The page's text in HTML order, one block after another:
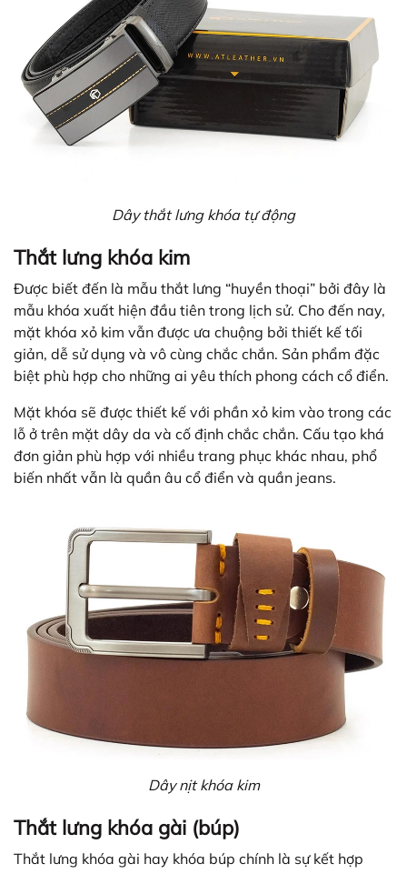
Dây thắt lưng khóa tự động
Thắt lưng khóa kim
Được biết đến là mẫu thắt lưng “huyền thoại” bởi đây là
mẫu khóa xuất hiện đầu tiên trong lịch sử. Cho đến nay,
mặt khóa xỏ kim vẫn được ưa chuộng bởi thiết kế tối
giản, dễ sử dụng và vô cùng chắc chắn. Sản phẩm đặc
biệt phù hợp cho những ai yêu thích phong cách cổ điển.
Mặt khóa sẽ được thiết kế với phần xỏ kim vào trong các
lỗ ở trên mặt dây da và cố định chắc chắn. Cấu tạo khá
đơn giản phù hợp với nhiều trang phục khác nhau, phổ
biến nhất vẫn là quần âu cổ điển và quần jeans.
Dây nịt khóa kim
Thắt lưng khóa gài (búp)
Thắt lưng khóa gài hay khóa búp chính là sự kết hợp